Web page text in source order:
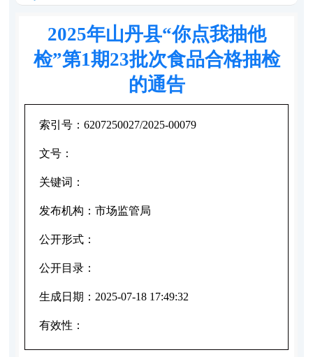
2025年山丹县“你点我抽他
检”第1期23批次食品合格抽检
的通告
索引号： 6207250027/2025-00079
文号：
关键词：
发布机构： 市场监管局
公开形式：
公开目录：
生成日期： 2025-07-18 17:49:32
有效性：